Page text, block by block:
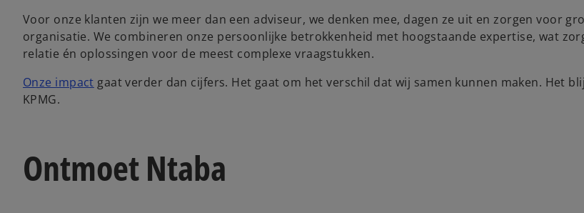
Voor onze klanten zijn we meer dan een adviseur, we denken mee, dagen ze uit en zorgen voor
organisatie. We combineren onze persoonlijke betrokkenheid met hoogstaande expertise, wat
relatie én oplossingen voor de meest complexe vraagstukken.
Onze impact gaat verder dan cijfers. Het gaat om het verschil dat wij samen kunnen maken. Het
KPMG.
Ontmoet Ntaba